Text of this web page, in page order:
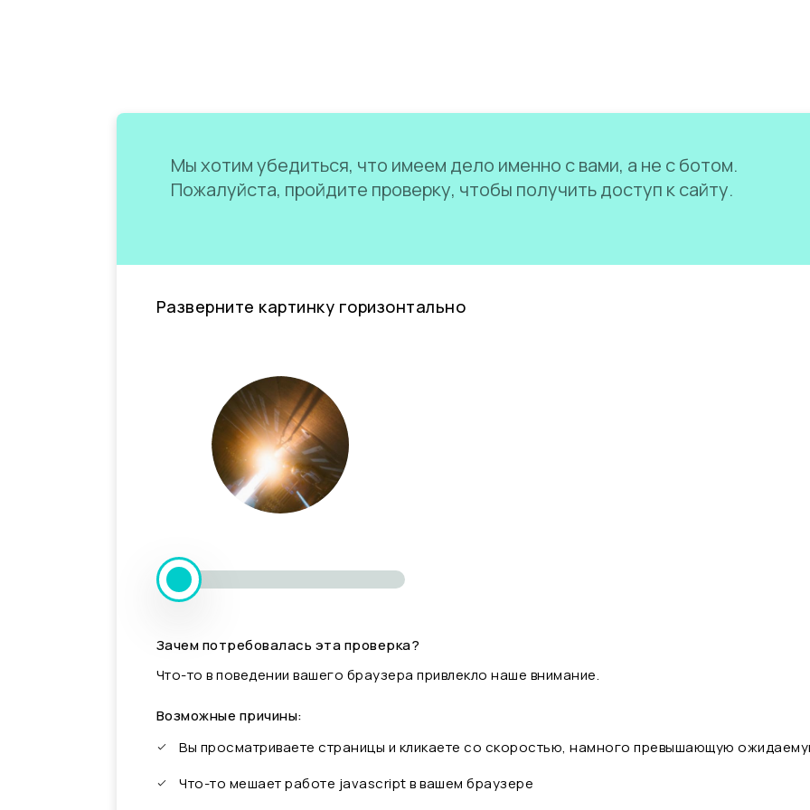
Мы хотим убедиться, что имеем дело именно с вами, а не с ботом.
Пожалуйста, пройдите проверку, чтобы получить доступ к сайту.
Разверните картинку горизонтально
Зачем потребовалась эта проверка?
Что-то в поведении вашего браузера привлекло наше внимание.
Возможные причины:
Вы просматриваете страницы и кликаете со скоростью, намного превышающую
Что-то мешает работе javascript в вашем браузере